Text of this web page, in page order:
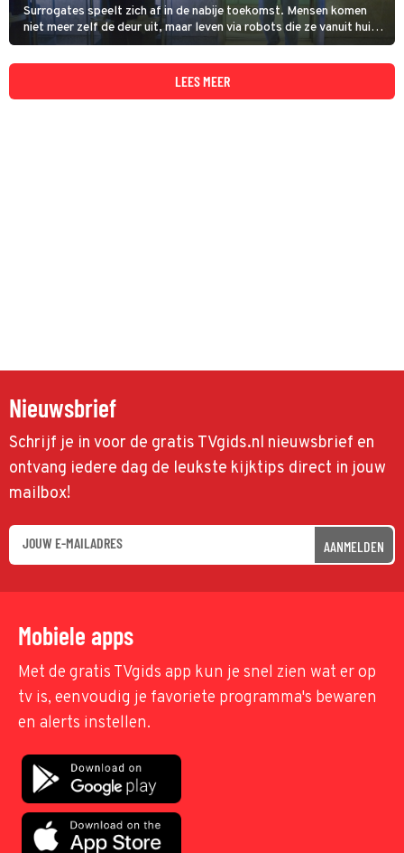
Surrogates speelt zich af in de nabije toekomst. Mensen komen
niet meer zelf de deur uit, maar leven via robots die ze vanuit huis
besturen.
LEES MEER
Nieuwsbrief
Schrijf je in voor de gratis TVgids.nl nieuwsbrief en
ontvang iedere dag de leukste kijktips direct in jouw
mailbox!
AANMELDEN
Mobiele apps
Met de gratis TVgids app kun je snel zien wat er op
tv is, eenvoudig je favoriete programma's bewaren
en alerts instellen.